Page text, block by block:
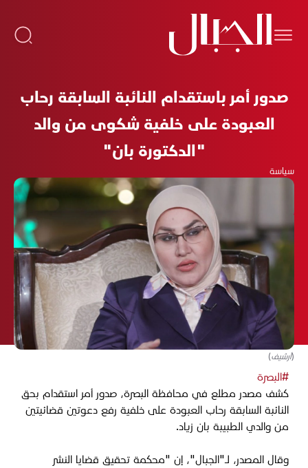
صدور أمر باستقدام النائبة السابقة رحاب
العبودة على خلفية شكوى من والد
"الدكتورة بان"
سياسة
(أرشيف)
#البصرة
كشف مصدر مطلع في محافظة البصرة، صدور أمر استقدام بحق
النائبة السابقة رحاب العبودة على خلفية رفع دعوتين قضائيتين
من والدي الطبيبة بان زياد.
وقال المصدر، لـ"الجبال"، إن "محكمة تحقيق قضايا النشر